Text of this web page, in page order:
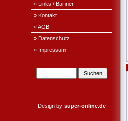
» Links / Banner
» Kontakt
» AGB
» Datenschutz
» Impressum
Design by super-online.de